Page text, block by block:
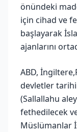
önündeki
için cihad ve
başlayarak
ajanlarını
ABD,
devletler
(Sallallahu
fethedilecek
Müslümanlar